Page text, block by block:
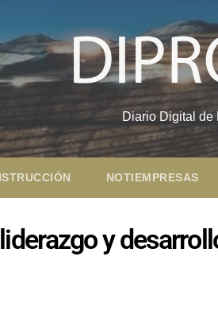
Diario Digital de
NOTIEMPRESAS
y